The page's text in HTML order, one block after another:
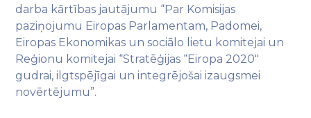
darba kārtības jautājumu “Par Komisijas
paziņojumu Eiropas Parlamentam, Padomei,
Eiropas Ekonomikas un sociālo lietu komitejai un
Reģionu komitejai “Stratēģijas “Eiropa 2020″
gudrai, ilgtspējīgai un integrējošai izaugsmei
novērtējumu”.